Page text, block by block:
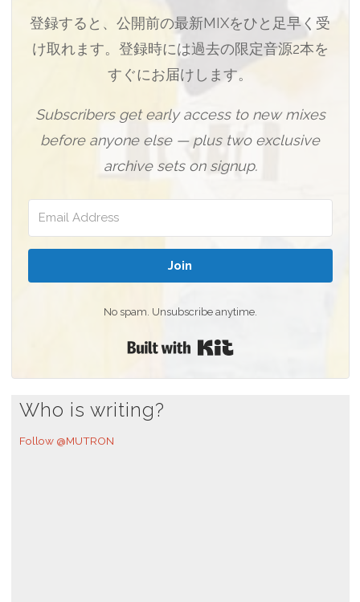
登録すると、公開前の最新MIXをひと足早く受
け取れます。登録時には過去の限定音源2本を
すぐにお届けします。
Subscribers get early access to new mixes
before anyone else — plus two exclusive
archive sets on signup.
Join
No spam. Unsubscribe anytime.
Who is writing?
Follow @MUTRON